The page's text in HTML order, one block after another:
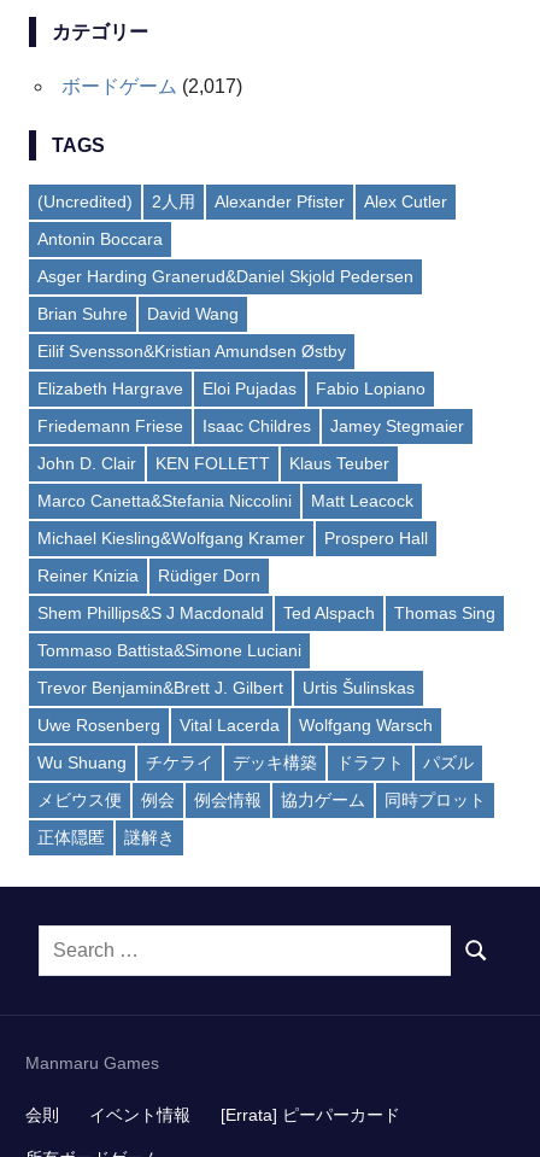
カテゴリー
ボードゲーム (2,017)
TAGS
(Uncredited) 2人用 Alexander Pfister
Alex Cutler
Antonin Boccara
Asger Harding Granerud&Daniel Skjold Pedersen
Brian Suhre
David Wang
Eilif Svensson&Kristian Amundsen Østby
Elizabeth Hargrave
Eloi Pujadas
Fabio Lopiano
Friedemann Friese
Isaac Childres
Jamey Stegmaier
John D. Clair
KEN FOLLETT
Klaus Teuber
Marco Canetta&Stefania Niccolini
Matt Leacock
Michael Kiesling&Wolfgang Kramer
Prospero Hall
Reiner Knizia
Rüdiger Dorn
Shem Phillips&S J Macdonald
Ted Alspach
Thomas Sing
Tommaso Battista&Simone Luciani
Trevor Benjamin&Brett J. Gilbert
Urtis Šulinskas
Uwe Rosenberg
Vital Lacerda
Wolfgang Warsch
Wu Shuang
チケライ デッキ構築 ドラフト
パズル
メビウス便
例会 例会情報 協力ゲーム
同時プロット
正体隠匿
謎解き
Search
SEARCH
Manmaru Games
会則 イベント情報 [Errata] ピーパーカード